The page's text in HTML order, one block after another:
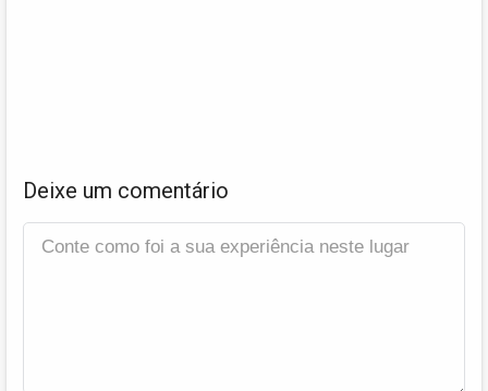
Deixe um comentário